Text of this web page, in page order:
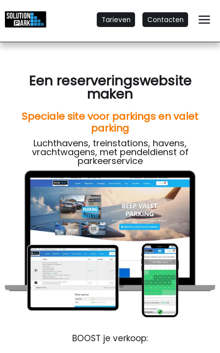
Tarieven Contacten
Een reserveringswebsite
maken
Speciale site voor parkings en valet
parking
Luchthavens, treinstations, havens,
vrachtwagens, met pendeldienst of
parkeerservice
BOOST je verkoop: